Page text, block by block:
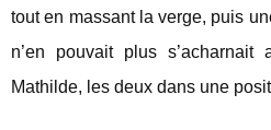
tout en massant la verge, puis
n’en pouvait plus
Mathilde, les deux dans une